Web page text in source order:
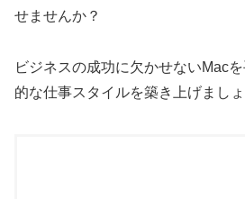
せませんか？
ビジネスの成功に欠かせないMac
的な仕事スタイルを築き上げましょ